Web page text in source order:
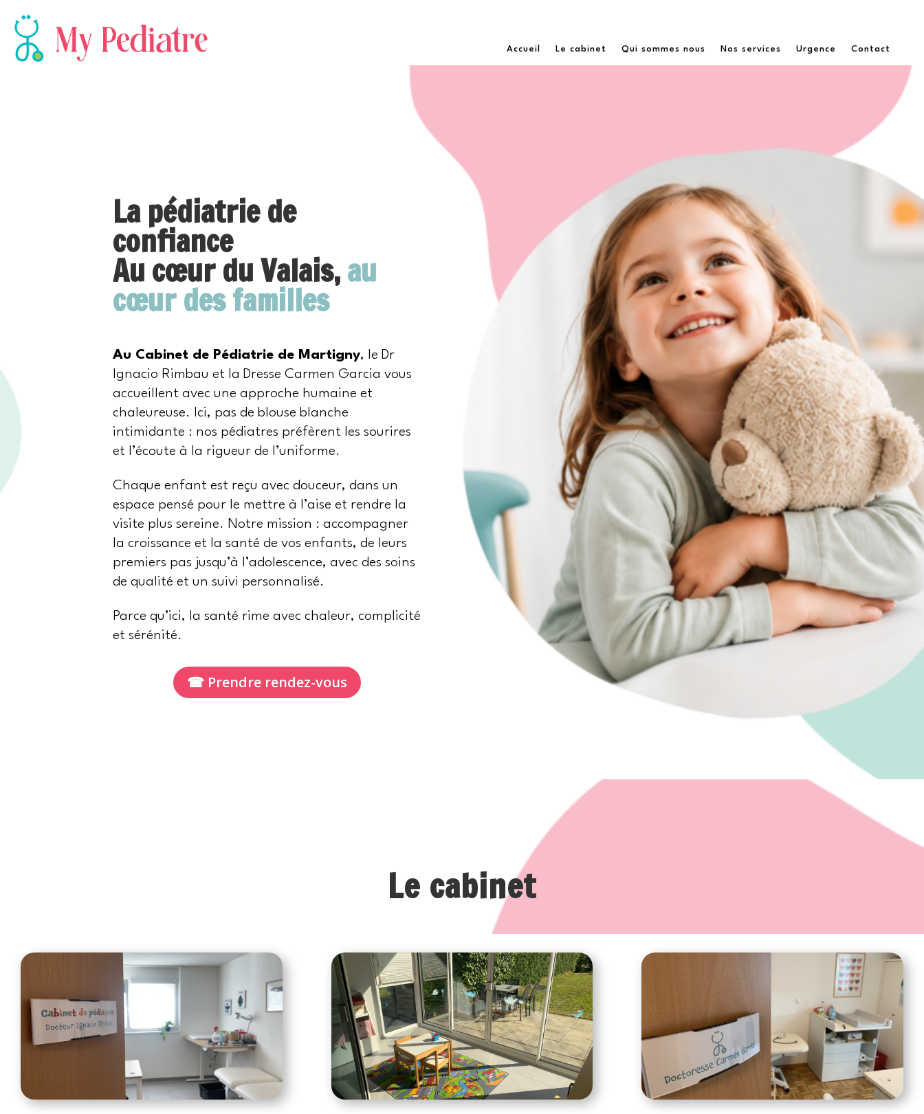
Accueil Le cabinet Qui sommes nous Nos services Urgence Contact
La pédiatrie de
confiance
Au cœur du Valais,au
cœur des familles
Au Cabinet de Pédiatrie de Martigny, le Dr
Ignacio Rimbau et la Dresse Carmen Garcia vous
accueillent avec une approche humaine et
chaleureuse. Ici, pas de blouse blanche
intimidante : nos pédiatres préfèrent les sourires
et l’écoute à la rigueur de l’uniforme.
Chaque enfant est reçu avec douceur, dans un
espace pensé pour le mettre à l’aise et rendre la
visite plus sereine. Notre mission : accompagner
la croissance et la santé de vos enfants, de leurs
premiers pas jusqu’à l’adolescence, avec des soins
de qualité et un suivi personnalisé.
Parce qu’ici, la santé rime avec chaleur, complicité
et sérénité.
☎ Prendre rendez-vous
Le cabinet